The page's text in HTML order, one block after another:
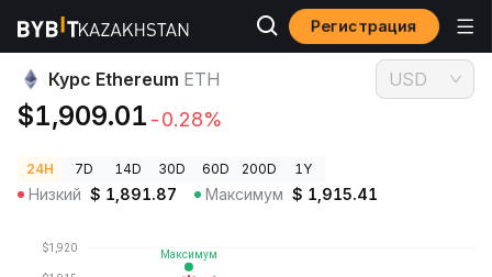
Регистрация
Цены криптовалют Курс Ethereum ETH
Курс Ethereum ETH
$1,909.01 -0.28%
USD
24H 7D 14D 30D 60D 200D 1Y
Низкий $ 1,891.87 Максимум $ 1,915.41